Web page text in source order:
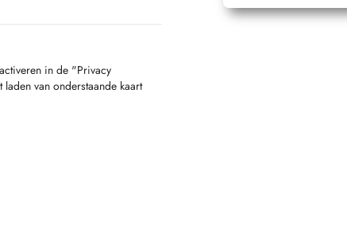
in de "Privacy
van onderstaande kaart